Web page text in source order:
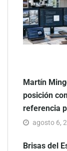
Martín
posición
referencia
agosto 6,
Brisas del